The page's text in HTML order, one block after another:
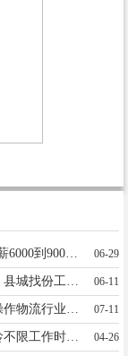
找B2司机，开9.6大单桥箱车，跑山西月薪6000到9000，电话13363750800 06-29
06-11
07-11
急招服装包装工若干名有经验者优先年龄不限工作时间自由有意者联系13931913803地址杨家庄 04-26